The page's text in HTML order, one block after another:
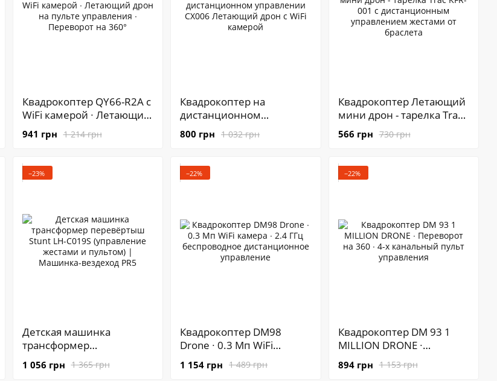
Квадрокоптер QY66-R2A c
WiFi камерой ∙ Летающий
дрон на пульте
управления ∙ Переворот
1 214 грн
941 грн
Квадрокоптер на
дистанционном
управлении CX006
Летающий дрон c WiFi
1 032 грн
800 грн
Квадрокоптер Летающий
мини дрон - тарелка Trac
KFR-001 с
дистанционным
браслета
730 грн
566 грн
−23%
Детская машинка
трансформер
перевёртыш Stunt LH-
C019S (управление
1 365 грн
1 056 грн
−22%
Квадрокоптер DM98
Drone ∙ 0.3 Мп WiFi
камера ∙ 2.4 ГГц
беспроводное
1 489 грн
1 154 грн
−22%
Квадрокоптер DM 93 1
MILLION DRONE ∙
Переворот на 360 ∙ 4-х
канальный пульт
1 153 грн
894 грн